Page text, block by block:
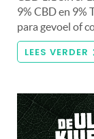
9% CBD en 9%
para gevoel of
LEES VERDER